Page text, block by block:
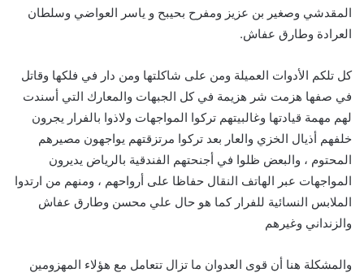
المقدشي وصغير بن عزيز ومفرح بحيبح و ياسر العواضي وسلطان
العرادة وطارق عفاش.
كل تلكم الأدوات العميلة ومن على شاكلتها ومن دار في فلكها وقاتل
في صفها هزمت شر هزيمة في كل الجبهات والمعارك التي أسندت
لهم مهمة قيادتها وغالبيتهم تركوا المواجهات ولاذوا بالفرار يجرون
خلفهم أذيال الخزي والعار بعد تركوا مرتزقتهم يواجهون مصيرهم
المحتوم ، والبعض ظلوا في أجنحتهم الفندقية بالرياض يديرون
المواجهات عبر الهاتف النقال حفاظا على أرواحهم ، ومنهم من ارتدوا
الملابس النسائية للفرار كما هو حال علي محسن وطارق عفاش
والزنداني وغيرهم
والمشكلة هنا أن قوى العدوان ما تزال تتعامل مع هؤلاء المهزومين